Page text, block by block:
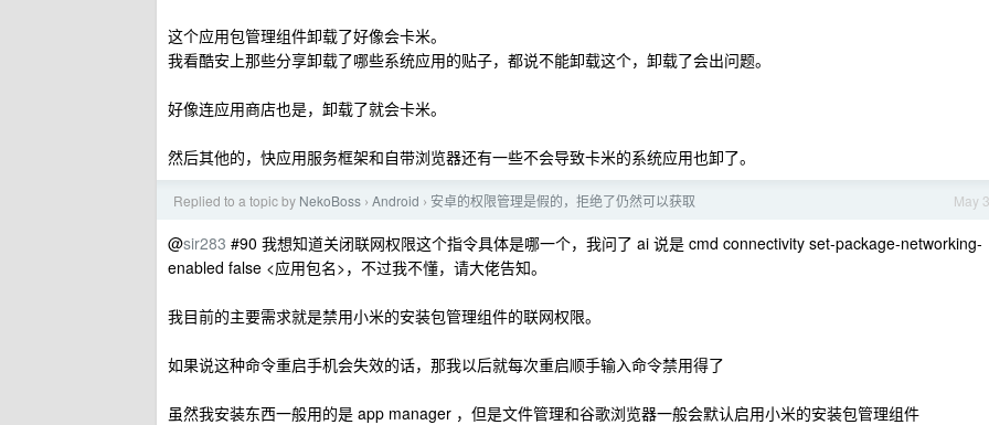
这个应用包管理组件卸载了好像会卡米。
我看酷安上那些分享卸载了哪些系统应用的贴子，都说不能卸载这个，卸载了会出问题。
好像连应用商店也是，卸载了就会卡米。
然后其他的，快应用服务框架和自带浏览器还有一些不会导致卡米的系统应用也卸了。
May 3
Replied to a topic by NekoBoss › Android › 安卓的权限管理是假的，拒绝了仍然可以获取
@sir283 #90 我想知道关闭联网权限这个指令具体是哪一个，我问了 ai 说是 cmd connectivity set-package-networking-
enabled false <应用包名>，不过我不懂，请大佬告知。
我目前的主要需求就是禁用小米的安装包管理组件的联网权限。
如果说这种命令重启手机会失效的话，那我以后就每次重启顺手输入命令禁用得了
虽然我安装东西一般用的是 app manager ，但是文件管理和谷歌浏览器一般会默认启用小米的安装包管理组件